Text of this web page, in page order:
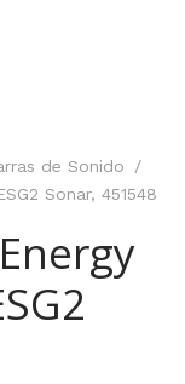
de Sonido
/
Sonar, 451548